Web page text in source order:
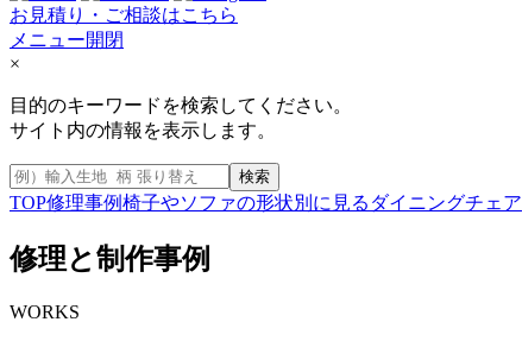
お見積り・ご相談はこちら
メニュー開閉
×
目的のキーワードを検索してください。
サイト内の情報を表示します。
検索
TOP修理事例椅子やソファの形状別に見る ダイニングチェア
修理と制作事例
WORKS